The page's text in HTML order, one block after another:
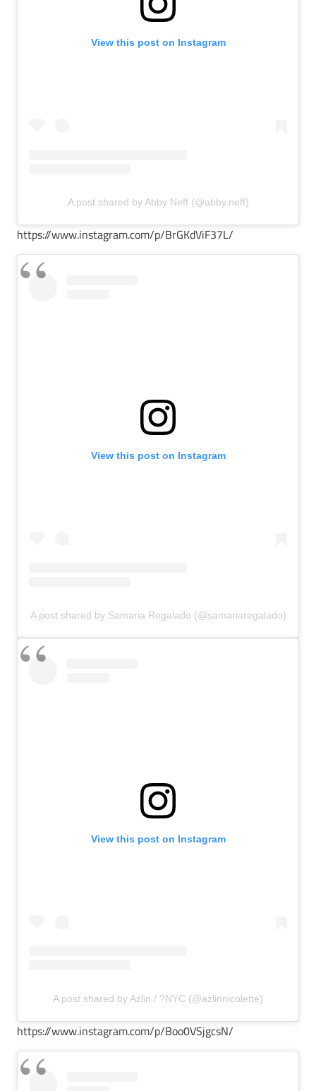
View this post on Instagram
A post shared by Abby Neff (@abby.neff)
https://www.instagram.com/p/BrGKdViF37L/
View this post on Instagram
A post shared by Samaria Regalado (@samariaregalado)
View this post on Instagram
A post shared by Azlin / ?NYC (@azlinnicolette)
https://www.instagram.com/p/Boo0VSjgcsN/